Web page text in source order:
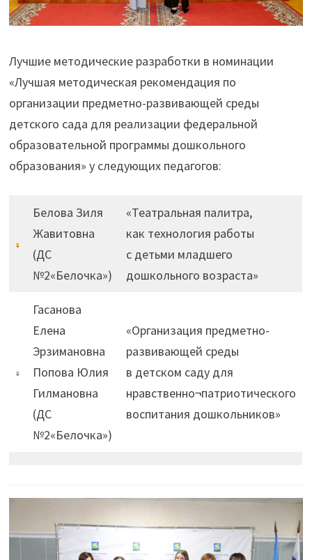
Лучшие методические разработки в номинации
«Лучшая методическая рекомендация по
организации предметно-развивающей среды
детского сада для реализации федеральной
образовательной программы дошкольного
образования» у следующих педагогов:
Белова Зиля
Жавитовна
(ДС
№2«Белочка»)
«Театральная палитра,
как технология работы
с детьми младшего
дошкольного возраста»
Гасанова
Елена
Эрзимановна
Попова Юлия
Гилмановна
(ДС
№2«Белочка»)
«Организация предметно-
развивающей среды
в детском саду для
нравственно¬патриотического
воспитания дошкольников»